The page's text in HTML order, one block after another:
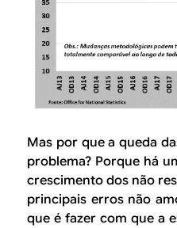
Mas por que a queda
problema? Porque há
crescimento dos não
principais erros não
que é fazer com que a